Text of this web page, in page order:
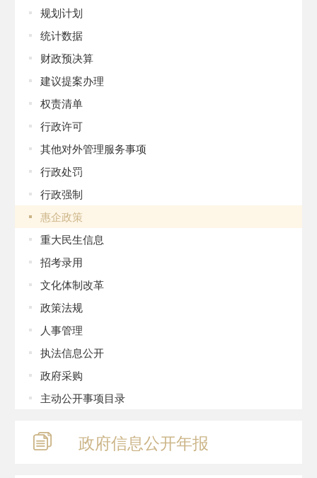
规划计划
统计数据
财政预决算
建议提案办理
权责清单
行政许可
其他对外管理服务事项
行政处罚
行政强制
惠企政策
重大民生信息
招考录用
文化体制改革
政策法规
人事管理
执法信息公开
政府采购
主动公开事项目录
政府信息公开年报